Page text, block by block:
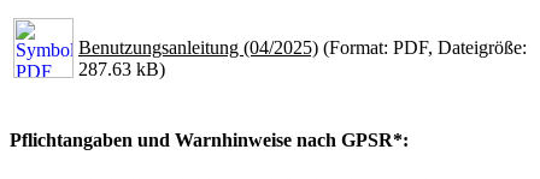
Benutzungsanleitung (04/2025) (Format: PDF, Dateigröße:
287.63 kB)
Pflichtangaben und Warnhinweise nach GPSR*: